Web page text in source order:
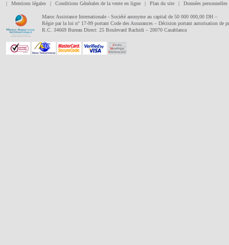
| Mentions légales | Conditions Générales de la vente en ligne | Plan du site | Données personnelles
Maroc Assistance Internationale - Société anonyme au capital de 50 000 000,00 DH –
Régie par la loi n° 17-99 portant Code des Assurances – Décision portant autorisation de
R.C. 34669 Bureau Direct: 25 Boulevard Rachidi – 20070 Casablanca